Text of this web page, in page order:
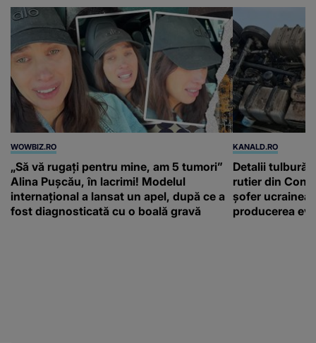
WOWBIZ.RO
„Să vă rugați pentru mine, am 5 tumori”
Alina Pușcău, în lacrimi! Modelul
internațional a lansat un apel, după ce a
fost diagnosticată cu o boală gravă
KANALD.RO
Detalii
rutier din
șofer
producerea